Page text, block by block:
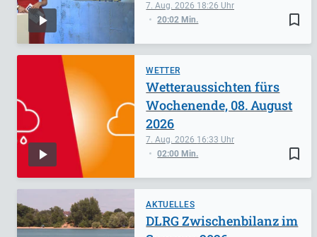
bookmark_border
7. Aug. 2026 18:26
20:02 Min.
WETTER
bookmark_border
7. Aug. 2026 16:33
02:00 Min.
Wetteraussichten fürs
Wochenende, 08. August
2026
AKTUELLES
DLRG Zwischenbilanz im